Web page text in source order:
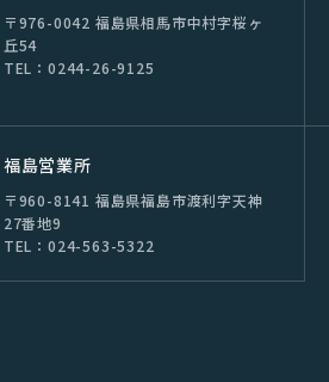
〒976-0042 福島県相⾺市中村字桜ヶ
丘54
TEL：0244-26-9125
福島営業所
〒960-8141 福島県福島市渡利字天神
27番地9
TEL：024-563-5322